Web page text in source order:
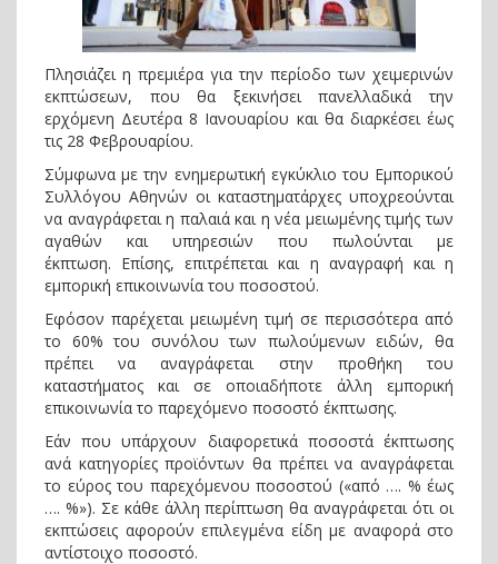
Πλησιάζει η πρεμιέρα για την περίοδο των χειμερινών
εκπτώσεων, που θα ξεκινήσει πανελλαδικά την
ερχόμενη Δευτέρα 8 Ιανουαρίου και θα διαρκέσει έως
τις 28 Φεβρουαρίου.
Σύμφωνα με την ενημερωτική εγκύκλιο του Εμπορικού
Συλλόγου Αθηνών οι καταστηματάρχες υποχρεούνται
να αναγράφεται η παλαιά και η νέα μειωμένης τιμής των
αγαθών και υπηρεσιών που πωλούνται με
έκπτωση. Επίσης, επιτρέπεται και η αναγραφή και η
εμπορική επικοινωνία του ποσοστού.
Εφόσον παρέχεται μειωμένη τιμή σε περισσότερα από
το 60% του συνόλου των πωλούμενων ειδών, θα
πρέπει να αναγράφεται στην προθήκη του
καταστήματος και σε οποιαδήποτε άλλη εμπορική
επικοινωνία το παρεχόμενο ποσοστό έκπτωσης.
Εάν που υπάρχουν διαφορετικά ποσοστά έκπτωσης
ανά κατηγορίες προϊόντων θα πρέπει να αναγράφεται
το εύρος του παρεχόμενου ποσοστού («από …. % έως
…. %»). Σε κάθε άλλη περίπτωση θα αναγράφεται ότι οι
εκπτώσεις αφορούν επιλεγμένα είδη με αναφορά στο
αντίστοιχο ποσοστό.